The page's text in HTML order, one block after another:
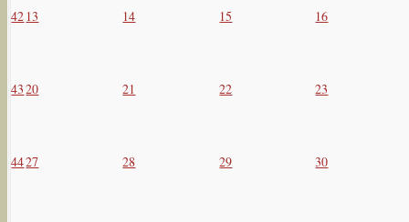
42 13 14 15 16
4320 21 22 23
4427 28 29 30